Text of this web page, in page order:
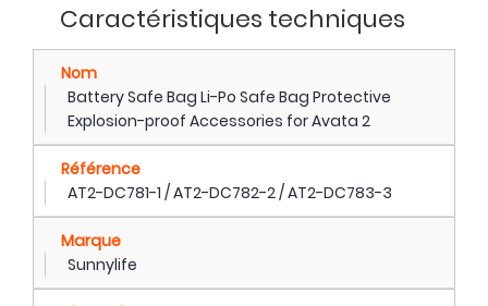
Caractéristiques techniques
Nom
Battery Safe Bag Li-Po Safe Bag Protective
Explosion-proof Accessories for Avata 2
Référence
AT2-DC781-1 / AT2-DC782-2 / AT2-DC783-3
Marque
Sunnylife